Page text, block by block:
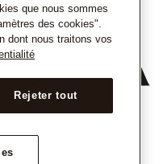
que nous sommes
des cookies".
dont nous traitons vos
Rejeter tout